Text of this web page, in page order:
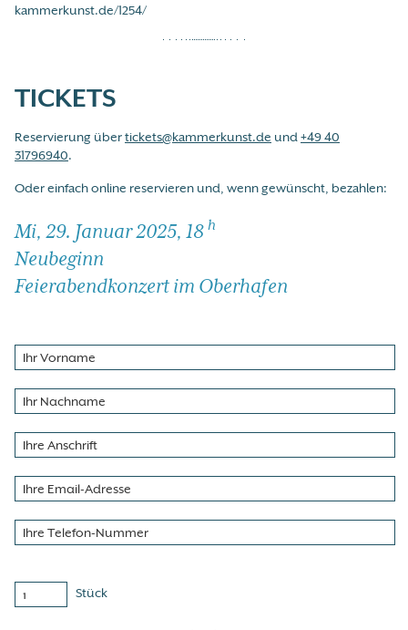
kammerkunst.de/1254/
TICKETS
Reservierung übertickets@kammerkunst.de und+49 40
31796940.
Oder einfach online reservieren und, wenn gewünscht, bezahlen:
Mi, 29. Januar 2025, 18 h
Neubeginn
Feierabendkonzert im Oberhafen
Stück